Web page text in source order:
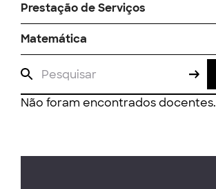
Prestação de Serviços
Matemática
Não foram encontrados docentes.